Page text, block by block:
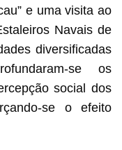
e uma visita ao
Navais de
diversificadas
se os
social dos
se o efeito